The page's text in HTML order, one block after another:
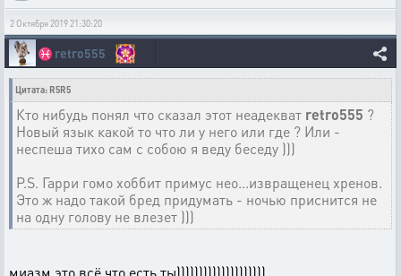
2 Октября 2019 21:30:20
♓retro555
Цитата: R5R5
Кто нибудь понял что сказал этот неадекват retro555 ?
Новый язык какой то что ли у него или где ? Или -
неспеша тихо сам с собою я веду беседу )))
P.S. Гарри гомо хоббит примус нео...извращенец хренов.
Это ж надо такой бред придумать - ночью приснится не
на одну голову не влезет )))
миазм это всё что есть ты))))))))))))))))))))